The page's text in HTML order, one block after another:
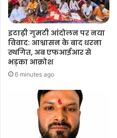
इटाढ़ी गुमटी आंदोलन पर नया
विवाद: आश्वासन के बाद धरना
स्थगित, अब एफआईआर से
भड़का आक्रोश
6 minutes ago